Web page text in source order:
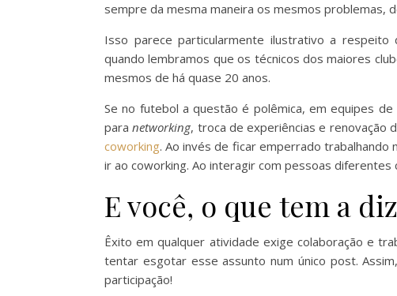
sempre da mesma maneira os mesmos problemas,
Isso parece particularmente ilustrativo a
quando lembramos que os técnicos dos maiores
mesmos de há quase 20 anos.
Se no futebol a questão é polêmica, em equipes
paranetworking, troca de experiências e renovação
coworking. Ao invés de ficar emperrado
ir ao coworking. Ao interagir com pessoas
E você, o que tem a
Êxito em qualquer atividade exige colaboração e
tentar esgotar esse assunto num único post.
participação!